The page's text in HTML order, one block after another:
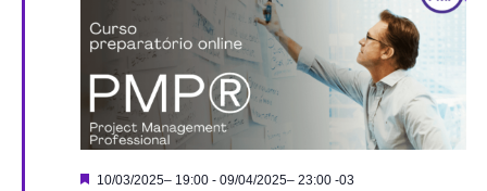
de
Destacado
10/03/2025– 19:00- 09/04/2025– 23:00 -03